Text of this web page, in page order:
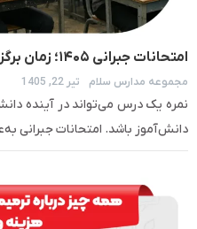
امتحانات جبرانی ۱۴۰۵؛ زمان برگزاری شهریور و دی + شرایط شرکت
مجموعه مدارس سلام تیر 22, 1405
نمره یک درس می‌تواند در آینده
دانش‌آموز باشد. امتحانات جبرانی